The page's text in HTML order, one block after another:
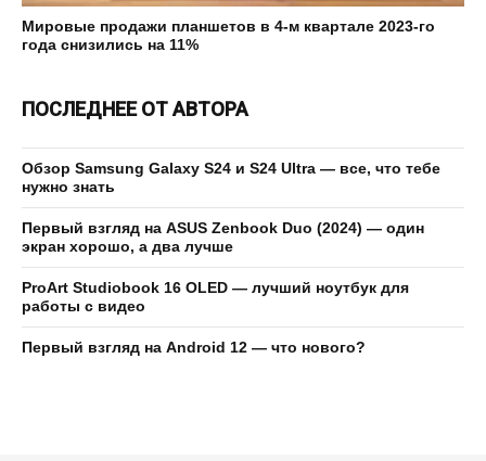
Мировые продажи планшетов в 4-м квартале 2023-го
года снизились на 11%
ПОСЛЕДНЕЕ ОТ АВТОРА
Обзор Samsung Galaxy S24 и S24 Ultra — все, что тебе
нужно знать
Первый взгляд на ASUS Zenbook Duo (2024) — один
экран хорошо, а два лучше
ProArt Studiobook 16 OLED — лучший ноутбук для
работы с видео
Первый взгляд на Android 12 — что нового?